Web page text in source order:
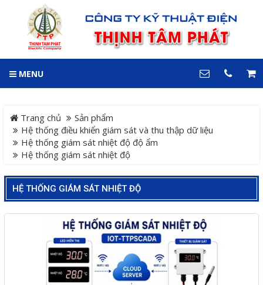
MENU
Trang chủ
Sản phẩm
Hệ thống điều khiển giám sát và thu thập dữ liệu
Hệ thống giám sát nhiệt độ độ ẩm
Hệ thống giám sát nhiệt độ
HỆ THỐNG GIÁM SÁT NHIỆT ĐỘ
Trang chủ
Dự án
Sản phẩm
Hệ Thống Cảnh Báo An
Toàn Xe Nâng
Hệ thống điều khiển giám
sát và thu thập dữ liệu
Giải pháp quản lý bằng mã
GIỎ HÀNG
LIÊN HỆ
0909 199 102
Điện thoại
0909 199 102
COPYRIGHT 2018. ALL RIGHTS RESERVED